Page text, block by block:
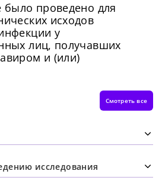
было проведено для
исходов
у
лиц, получавших
и (или)
Смотреть все
исследования